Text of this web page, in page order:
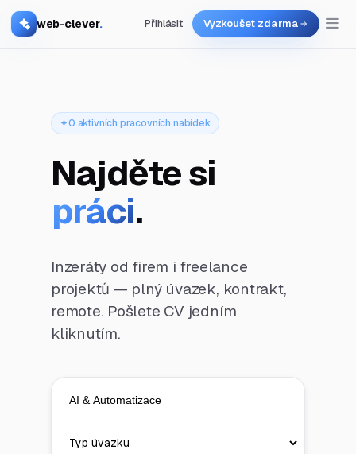
web-clever. Přihlásit Vyzkoušet zdarma
0 aktivních pracovních nabídek
Najděte si
práci.
Inzeráty od firem i freelance
projektů — plný úvazek, kontrakt,
remote. Pošlete CV jedním
kliknutím.